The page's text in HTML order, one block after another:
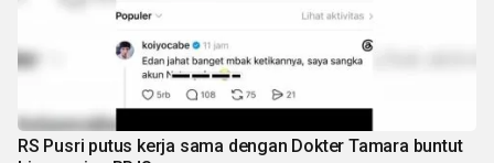
RS Pusri putus kerja sama dengan Dokter Tamara buntut